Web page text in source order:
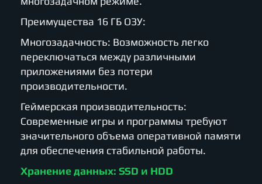
Преимущества 16 ГБ ОЗУ:
Многозадачность: Возможность легко
переключаться между различными
приложениями без потери
производительности.
Геймерская производительность:
Современные игры и программы требуют
значительного объема оперативной памяти
для обеспечения стабильной работы.
Хранение данных: SSD и HDD